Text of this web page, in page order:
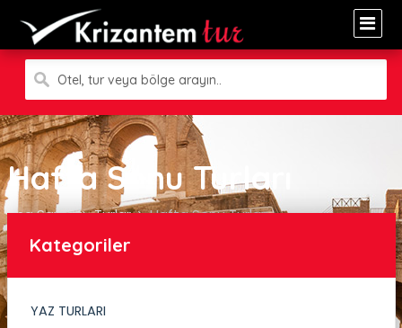
Otel, tur veya bölge arayın..
Hafta Sonu Turları
Ana Sayfa Turlar Hafta Sonu Turları
Kategoriler
YAZ TURLARI